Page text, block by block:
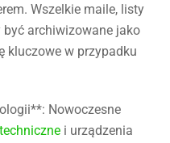
Wszelkie maile, listy
archiwizowane jako
kluczowe w przypadku
Nowoczesne
i urządzenia